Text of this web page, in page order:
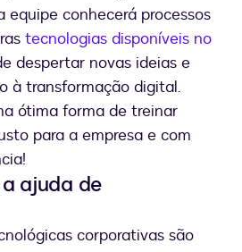
equipe conhecerá processos
tecnologias disponíveis no
despertar novas ideias e
à transformação digital.
ótima forma de treinar
para a empresa e com
ajuda de
corporativas são